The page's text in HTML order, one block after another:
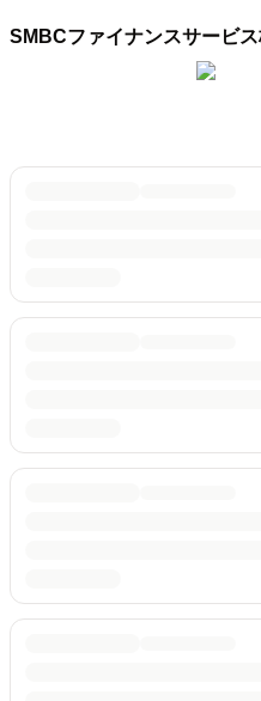
SMBCファイナンスサービ